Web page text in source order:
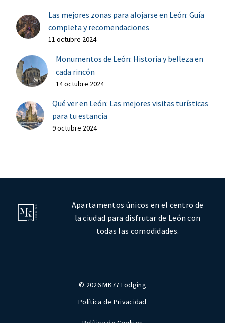
Las mejores zonas para alojarse en León: Guía
completa y recomendaciones
11 octubre 2024
Monumentos de León: Historia y belleza en
cada rincón
14 octubre 2024
Qué ver en León: Las mejores visitas turísticas
para tu estancia
9 octubre 2024
Apartamentos únicos en el centro de
la ciudad para disfrutar de León con
todas las comodidades.
© 2026 MK77 Lodging
Política de Privacidad